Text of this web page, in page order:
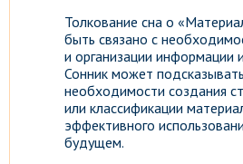
Толкование сна о
быть связано с
и организации информации
Сонник может
необходимости создания
или классификации
эффективного
будущем.